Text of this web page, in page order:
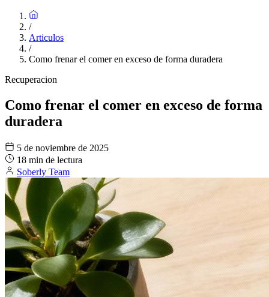
/
Articulos
/
Como frenar el comer en exceso de forma duradera
Recuperacion
Como frenar el comer en exceso de forma
duradera
5 de noviembre de 2025
18 min de lectura
Soberly Team